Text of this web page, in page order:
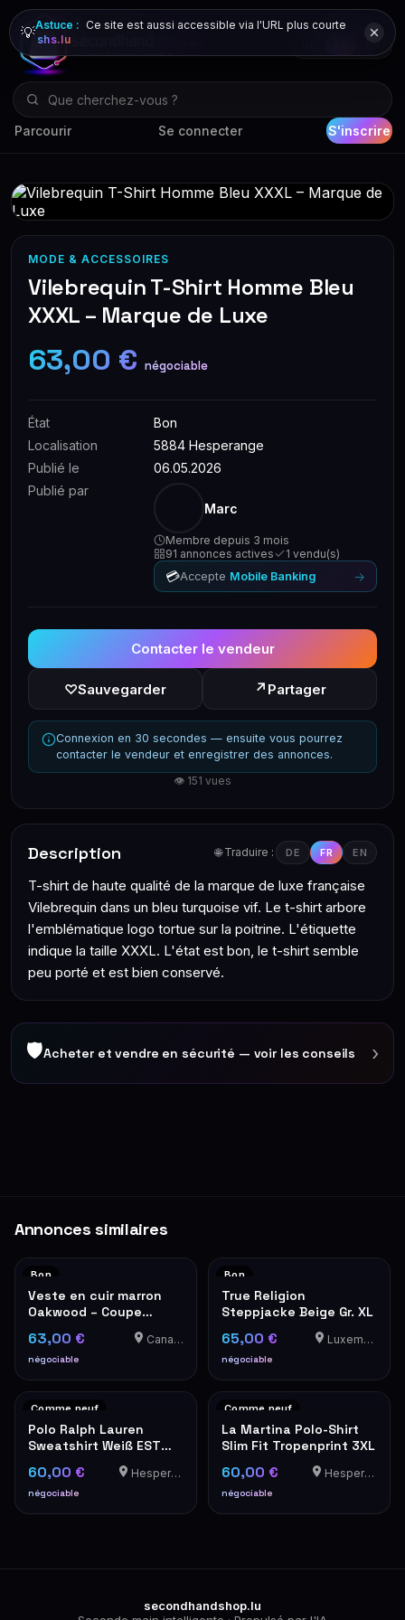
Parcourir Se connecter S'inscrire
💡Astuce : Ce site est aussi accessible via l'URL plus courte
shs.lu
MODE & ACCESSOIRES
Vilebrequin T-Shirt Homme Bleu
XXXL – Marque de Luxe
63,00 € négociable
État
Bon
Localisation
5884 Hesperange
Publié le
06.05.2026
Publié par
Marc
Membre depuis 3 mois
91 annonces actives
1 vendu(s)
💳Accepte Mobile Banking →
Contacter le vendeur
♡Sauvegarder ↗ Partager
Connexion en 30 secondes — ensuite vous pourrez
contacter le vendeur et enregistrer des annonces.
👁 151 vues
Description 🌐 Traduire : DE FR EN
T-shirt de haute qualité de la marque de luxe française
Vilebrequin dans un bleu turquoise vif. Le t-shirt arbore
l'emblématique logo tortue sur la poitrine. L'étiquette
indique la taille XXXL. L'état est bon, le t-shirt semble
peu porté et est bien conservé.
🛡Acheter et vendre en sécurité — voir les conseils ›
Annonces similaires
Bon
Veste en cuir marron
Oakwood – Coupe
63,00 €
négociable
Canach
Bon
True Religion
Steppjacke Beige Gr. XL
65,00 €
négociable
Luxemburg
Comme neuf
Polo Ralph Lauren
Sweatshirt Weiß EST
MCMLXVII Wappen XL
60,00 €
négociable
Hesperange
Comme neuf
La Martina Polo-Shirt
Slim Fit Tropenprint 3XL
60,00 €
négociable
Hesperange
secondhandshop.lu